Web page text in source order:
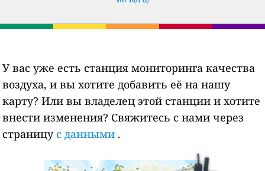
У вас уже есть станция мониторинга качества
воздуха, и вы хотите добавить её на нашу
карту? Или вы владелец этой станции и хотите
внести изменения? Свяжитесь с нами через
страницу с данными .